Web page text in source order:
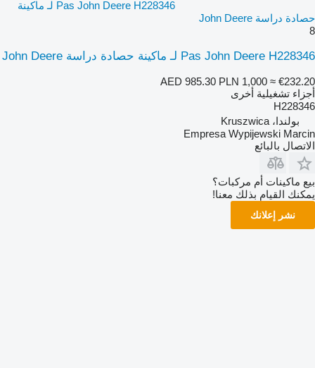
Pas John Deere H228346 لـ ماكينة
حصادة دراسة John Deere
8
Pas John Deere H228346 لـ ماكينة حصادة دراسة John Deere
AED 985.30 PLN 1,000 ≈ €232.20
أجزاء تشغيلية أخرى
H228346
بولندا، Kruszwica
Empresa Wypijewski Marcin
الاتصال بالبائع
بيع ماكينات أم مركبات؟
يمكنك القيام بذلك معنا!
نشر إعلانك